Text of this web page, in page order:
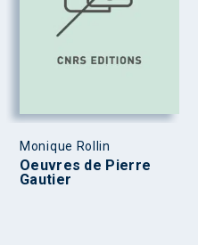
Monique Rollin
Oeuvres de Pierre
Gautier